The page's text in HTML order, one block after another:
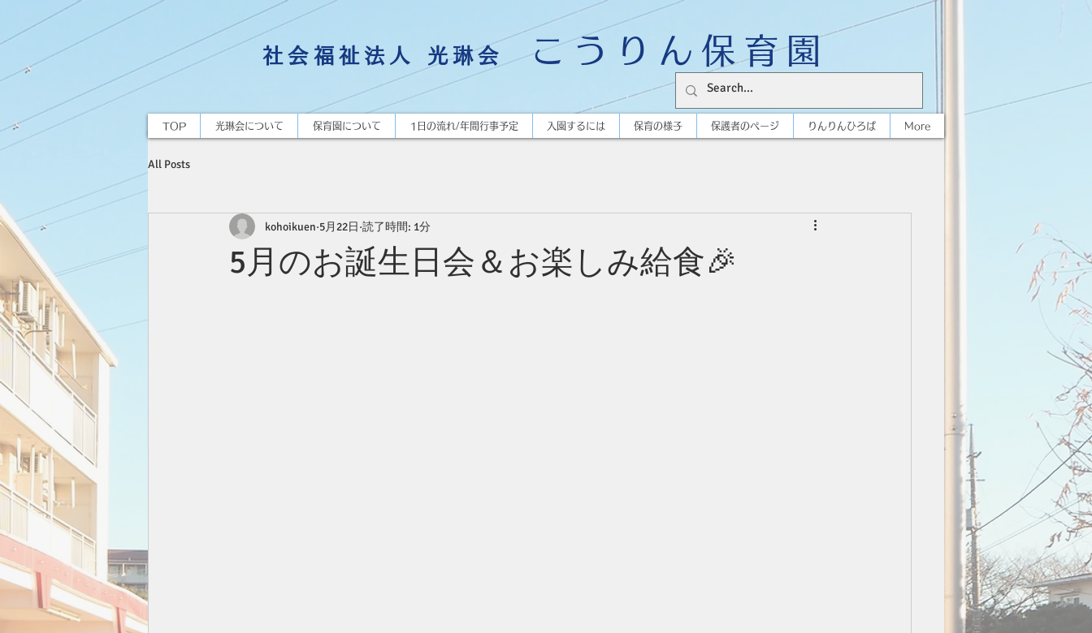
社会福祉法人 光琳会 こうりん保育園
TOP 光琳会について 保育園について 1日の流れ/年間行事予定 入園するには 保育の様子 保護者のページ りんりんひろば More
All Posts
5月のお誕生日会＆お楽しみ給食🎉
kohoikuen 5月22日 読了時間: 1分